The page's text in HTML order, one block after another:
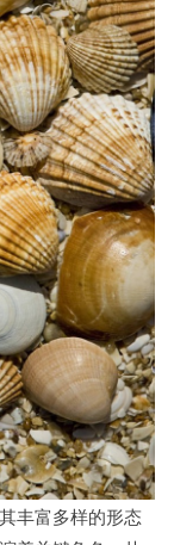
丰富多样的形态